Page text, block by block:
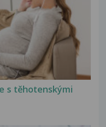
s těhotenskými